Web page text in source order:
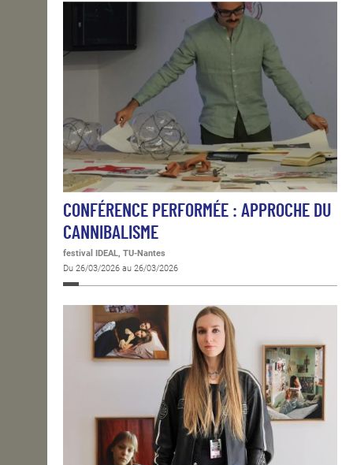
CONFÉRENCE PERFORMÉE : APPROCHE DU
CANNIBALISME
festival IDEAL, TU-Nantes
Du 26/03/2026 au 26/03/2026